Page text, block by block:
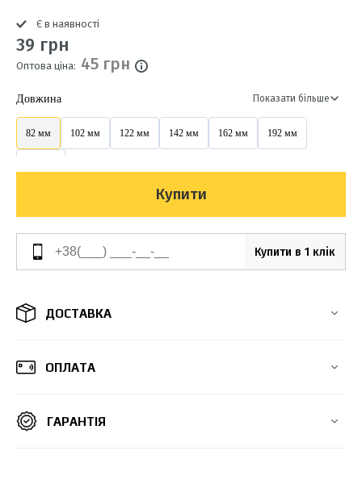
Є в наявності
39 грн
Оптова ціна: 45 грн
Довжина Показати більше
82 мм 102 мм 122 мм 142 мм 162 мм 192 мм
Купити
Купити в 1 клік
ДОСТАВКА
ОПЛАТА
ГАРАНТІЯ